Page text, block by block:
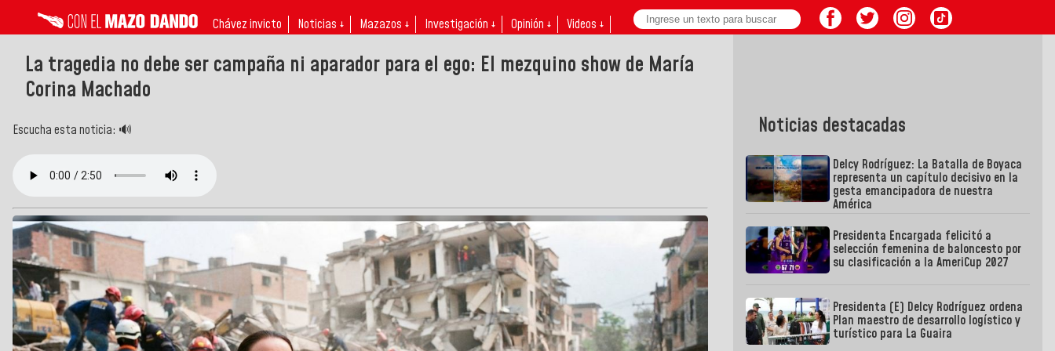
Chávez invicto Noticias ↓ Mazazos ↓ Investigación ↓ Opinión ↓ Videos ↓
La tragedia no debe ser campaña ni aparador para el ego: El mezquino show de María
Corina Machado
Escucha esta noticia: 🔊 Noticias destacadas
Delcy Rodríguez: La Batalla de Boyaca
representa un capítulo decisivo en la
gesta emancipadora de nuestra
América
Presidenta Encargada felicitó a
selección femenina de baloncesto por
su clasificación a la AmeriCup 2027
Presidenta (E) Delcy Rodríguez ordena
Plan maestro de desarrollo logístico y
turístico para La Guaira